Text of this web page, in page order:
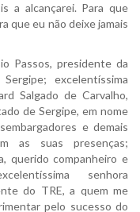
a alcançarei. Para que
que eu não deixe jamais
Passos, presidente da
excelentíssima
Salgado de Carvalho,
de Sergipe, em nome
e demais
as suas presenças;
querido companheiro e
senhora
do TRE, a quem me
pelo sucesso do